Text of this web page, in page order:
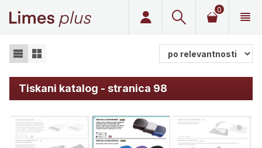
0
Tiskani katalog - stranica 98